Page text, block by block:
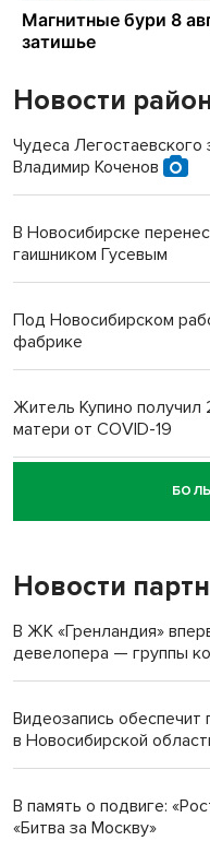
Новости
Чудеса Легостаевского
Владимир Коченов
В Новосибирске
гаишником Гусевым
Под Новосибирском
фабрике
Житель Купино получил
матери от COVID-19
Новосибирский суд
пенсионерки на вокзале
Новости
В ЖК «Гренландия»
девелопера — группы
Видеозапись обеспечит
в Новосибирской
В память о подвиге:
«Битва за Москву»